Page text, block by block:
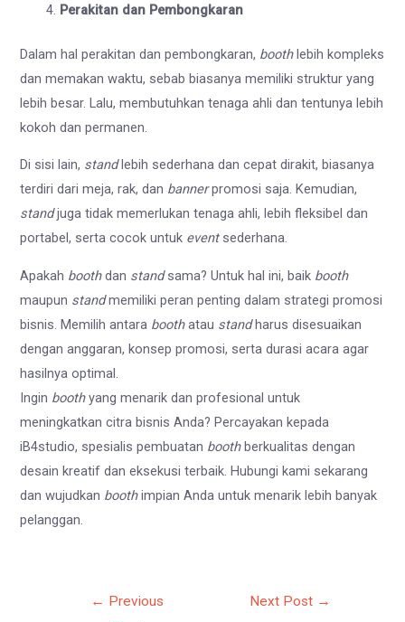
Perakitan dan Pembongkaran
Dalam hal perakitan dan pembongkaran, boothlebih kompleks
dan memakan waktu, sebab biasanya memiliki struktur yang
lebih besar. Lalu, membutuhkan tenaga ahli dan tentunya lebih
kokoh dan permanen.
Di sisi lain, standlebih sederhana dan cepat dirakit, biasanya
terdiri dari meja, rak, dan bannerpromosi saja. Kemudian,
standjuga tidak memerlukan tenaga ahli, lebih fleksibel dan
portabel, serta cocok untuk event sederhana.
Apakah boothdan standsama? Untuk hal ini, baik booth
maupun standmemiliki peran penting dalam strategi promosi
bisnis. Memilih antara boothatau standharus disesuaikan
dengan anggaran, konsep promosi, serta durasi acara agar
hasilnya optimal.
Ingin boothyang menarik dan profesional untuk
meningkatkan citra bisnis Anda? Percayakan kepada
iB4studio, spesialis pembuatan boothberkualitas dengan
desain kreatif dan eksekusi terbaik. Hubungi kami sekarang
dan wujudkan boothimpian Anda untuk menarik lebih banyak
pelanggan.
← Previous
Next Post →